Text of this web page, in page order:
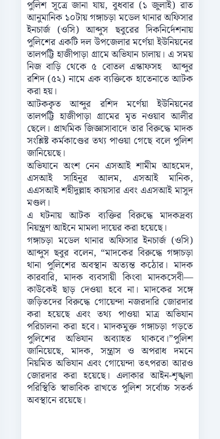
পুলিশ সূত্রে জানা যায়, বুধবার (১ জুলাই) রাত
আনুমানিক ১০টায় গঙ্গাচড়া মডেল থানার অফিসার
ইনচার্জ (ওসি) আব্দুস ছবুরের দিকনির্দেশনায়
পুলিশের একটি দল উপজেলার মর্ণেয়া ইউনিয়নের
তালপট্টি হাজীপাড়া গ্রামে অভিযান চালায়। এ সময়
নিজ বাড়ি থেকে ৫ বোতল এস্কাফসহ আব্দুর
রশিদ (৫২) নামে এক ব্যক্তিকে হাতেনাতে আটক
করা হয়।
আটককৃত আব্দুর রশিদ মর্ণেয়া ইউনিয়নের
তালপট্টি হাজীপাড়া গ্রামের মৃত নওয়াব আলীর
ছেলে। প্রাথমিক জিজ্ঞাসাবাদে তার বিরুদ্ধে মাদক
সংশ্লিষ্ট কর্মকাণ্ডের তথ্য পাওয়া গেছে বলে পুলিশ
জানিয়েছে।
অভিযানে অংশ নেন এসআই শামীম আহমেদ,
এসআই সাহিনুর আলম, এসআই মানিক,
এএসআই শহীদুল্লাহ কায়সার এবং এএসআই মাসুদ
মণ্ডল।
এ ঘটনায় আটক ব্যক্তির বিরুদ্ধে মাদকদ্রব্য
নিয়ন্ত্রণ আইনে মামলা দায়ের করা হয়েছে।
গঙ্গাচড়া মডেল থানার অফিসার ইনচার্জ (ওসি)
আব্দুস ছবুর বলেন, “মাদকের বিরুদ্ধে গঙ্গাচড়া
থানা পুলিশের অবস্থান অত্যন্ত কঠোর। মাদক
কারবারি, মাদক ব্যবসায়ী কিংবা মাদকসেবী—
কাউকেই ছাড় দেওয়া হবে না। মাদকের সঙ্গে
জড়িতদের বিরুদ্ধে গোয়েন্দা নজরদারি জোরদার
করা হয়েছে এবং তথ্য পাওয়া মাত্র অভিযান
পরিচালনা করা হবে। মাদকমুক্ত গঙ্গাচড়া গড়তে
পুলিশের অভিযান অব্যাহত থাকবে।”পুলিশ
জানিয়েছে, মাদক, সন্ত্রাস ও অপরাধ দমনে
নিয়মিত অভিযান এবং গোয়েন্দা তৎপরতা আরও
জোরদার করা হয়েছে। এলাকার আইন-শৃঙ্খলা
পরিস্থিতি স্বাভাবিক রাখতে পুলিশ সর্বোচ্চ সতর্ক
অবস্থানে রয়েছে।